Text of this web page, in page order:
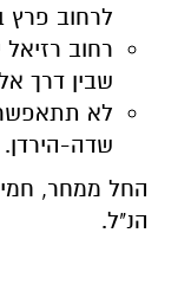
לרחוב פרץ
רחוב
שבין דרך
לא
שדה-הירדן.
החל ממחר,
הנ"ל.